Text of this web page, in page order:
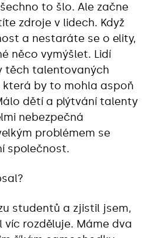
to šlo. Ale začne
zdroje v lidech. Když
a nestaráte se o elity,
něco vymýšlet. Lidí
těch talentovaných
by to mohla aspoň
dětí a plýtvání talenty
nebezpečná
problémem se
společnost.
studentů a zjistil jsem,
rozděluje. Máme dva